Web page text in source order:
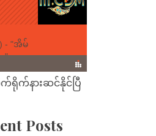
က်ရိုက်နားဆင်နိုင်ပြီ
Posts